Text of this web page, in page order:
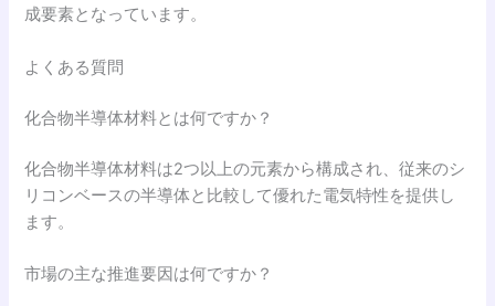
成要素となっています。
よくある質問
化合物半導体材料とは何ですか？
化合物半導体材料は2つ以上の元素から構成され、従来のシ
リコンベースの半導体と比較して優れた電気特性を提供し
ます。
市場の主な推進要因は何ですか？